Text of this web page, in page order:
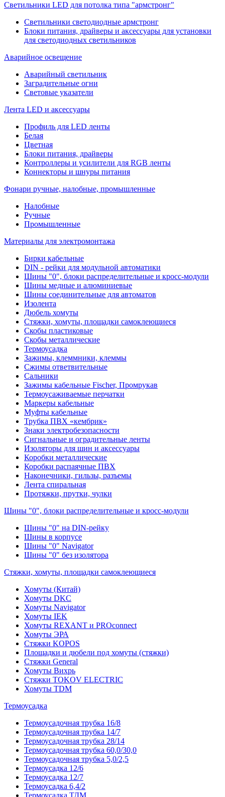
Светильники LED для потолка типа "армстронг"
Светильники светодиодные армстронг
Блоки питания, драйверы и аксессуары для установки
для светодиодных светильников
Аварийное освещение
Аварийный светильник
Заградительные огни
Световые указатели
Лента LED и аксессуары
Профиль для LED ленты
Белая
Цветная
Блоки питания, драйверы
Контроллеры и усилители для RGB ленты
Коннекторы и шнуры питания
Фонари ручные, налобные, промышленные
Налобные
Ручные
Промышленные
Материалы для электромонтажа
Бирки кабельные
DIN - рейки для модульной автоматики
Шины "0", блоки распределительные и кросс-модули
Шины медные и алюминиевые
Шины соединительные для автоматов
Изолента
Дюбель хомуты
Стяжки, хомуты, площадки самоклеющиеся
Скобы пластиковые
Скобы металлические
Термоусадка
Зажимы, клеммники, клеммы
Сжимы ответвительные
Сальники
Зажимы кабельные Fischer, Промрукав
Термоусаживаемые перчатки
Маркеры кабельные
Муфты кабельные
Трубка ПВХ «кембрик»
Знаки электробезопасности
Сигнальные и оградительные ленты
Изоляторы для шин и аксессуары
Коробки металлические
Коробки распаячные ПВХ
Наконечники, гильзы, разъемы
Лента спиральная
Протяжки, прутки, чулки
Шины "0", блоки распределительные и кросс-модули
Шины "0" на DIN-рейку
Шины в корпусе
Шины "0" Navigator
Шины "0" без изолятора
Стяжки, хомуты, площадки самоклеющиеся
Хомуты (Китай)
Хомуты DKC
Хомуты Navigator
Хомуты IEK
Хомуты REXANT и PROconnect
Хомуты ЭРА
Стяжки KOPOS
Площадки и дюбели под хомуты (стяжки)
Стяжки General
Хомуты Вихрь
Стяжки TOKOV ELECTRIC
Хомуты TDM
Термоусадка
Термоусадочная трубка 16/8
Термоусадочная трубка 14/7
Термоусадочная трубка 28/14
Термоусадочная трубка 60,0/30,0
Термоусадочная трубка 5,0/2,5
Термоусадка 12/6
Термоусадка 12/7
Термоусадка 6,4/2
Термоусадка ТДМ